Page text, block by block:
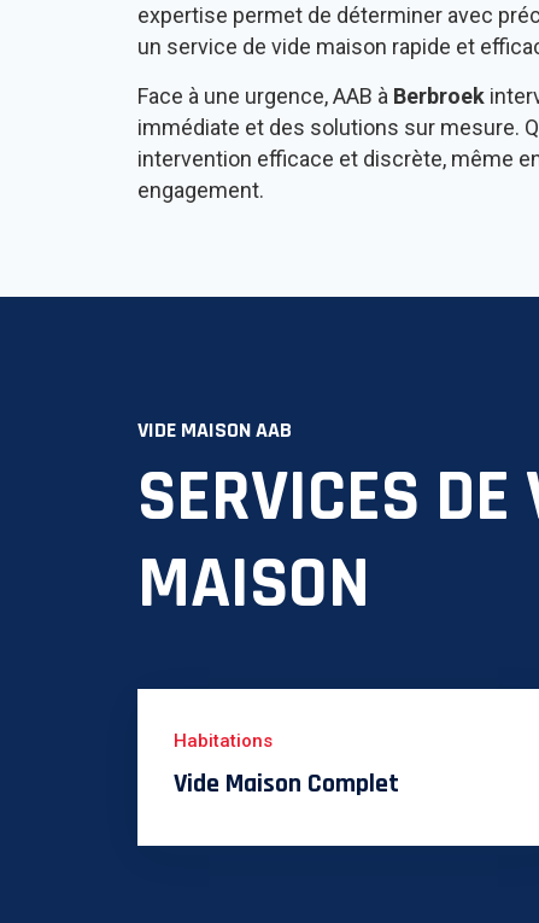
expertise permet de déterminer avec
un service de vide maison rapide et
Face à une urgence, AAB à Berbroek
immédiate et des solutions sur mesure.
intervention efficace et discrète, même
engagement.
VIDE MAISON AAB
SERVICES DE
MAISON
Habitations
Vide Maison Complet